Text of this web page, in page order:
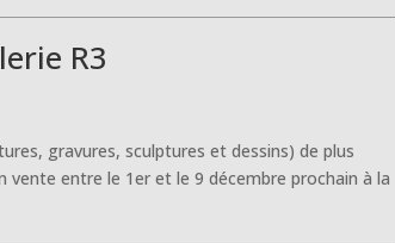
R3
gravures, sculptures et dessins) de plus
entre le 1er et le 9 décembre prochain à la